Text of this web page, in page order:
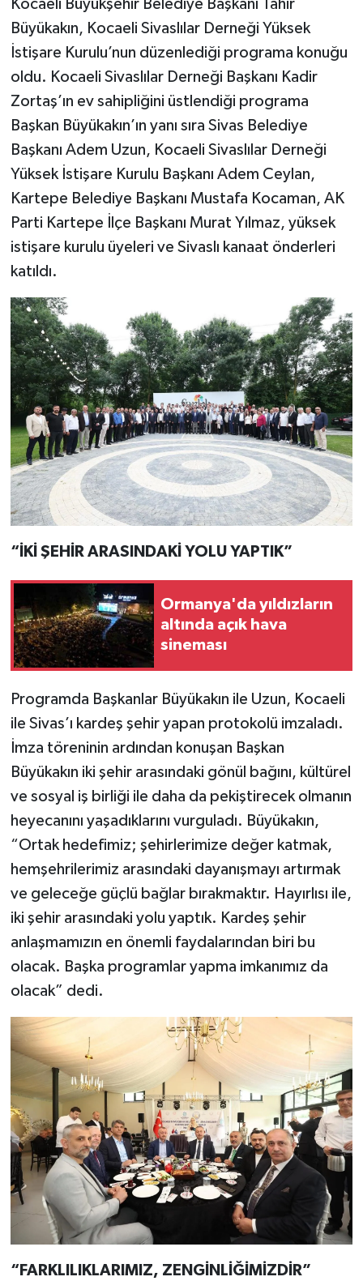
Kocaeli Büyükşehir Belediye Başkanı Tahir
Büyükakın, Kocaeli Sivaslılar Derneği Yüksek
İstişare Kurulu’nun düzenlediği programa konuğu
oldu. Kocaeli Sivaslılar Derneği Başkanı Kadir
Zortaş’ın ev sahipliğini üstlendiği programa
Başkan Büyükakın’ın yanı sıra Sivas Belediye
Başkanı Adem Uzun, Kocaeli Sivaslılar Derneği
Yüksek İstişare Kurulu Başkanı Adem Ceylan,
Kartepe Belediye Başkanı Mustafa Kocaman, AK
Parti Kartepe İlçe Başkanı Murat Yılmaz, yüksek
istişare kurulu üyeleri ve Sivaslı kanaat önderleri
katıldı.
“İKİ ŞEHİR ARASINDAKİ YOLU YAPTIK”
Ormanya'da yıldızların
altında açık hava
sineması
Programda Başkanlar Büyükakın ile Uzun, Kocaeli
ile Sivas’ı kardeş şehir yapan protokolü imzaladı.
İmza töreninin ardından konuşan Başkan
Büyükakın iki şehir arasındaki gönül bağını, kültürel
ve sosyal iş birliği ile daha da pekiştirecek olmanın
heyecanını yaşadıklarını vurguladı. Büyükakın,
“Ortak hedefimiz; şehirlerimize değer katmak,
hemşehrilerimiz arasındaki dayanışmayı artırmak
ve geleceğe güçlü bağlar bırakmaktır. Hayırlısı ile,
iki şehir arasındaki yolu yaptık. Kardeş şehir
anlaşmamızın en önemli faydalarından biri bu
olacak. Başka programlar yapma imkanımız da
olacak” dedi.
“FARKLILIKLARIMIZ, ZENGİNLİĞİMİZDİR”